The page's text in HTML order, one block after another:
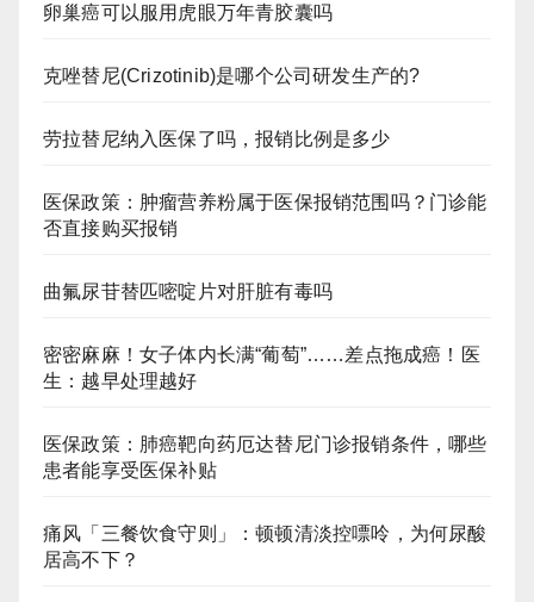
卵巢癌可以服用虎眼万年青胶囊吗
克唑替尼(Crizotinib)是哪个公司研发生产的?
劳拉替尼纳入医保了吗，报销比例是多少
医保政策：肿瘤营养粉属于医保报销范围吗？门诊能
否直接购买报销
曲氟尿苷替匹嘧啶片对肝脏有毒吗
密密麻麻！女子体内长满“葡萄”……差点拖成癌！医
生：越早处理越好
医保政策：肺癌靶向药厄达替尼门诊报销条件，哪些
患者能享受医保补贴
痛风「三餐饮食守则」：顿顿清淡控嘌呤，为何尿酸
居高不下？